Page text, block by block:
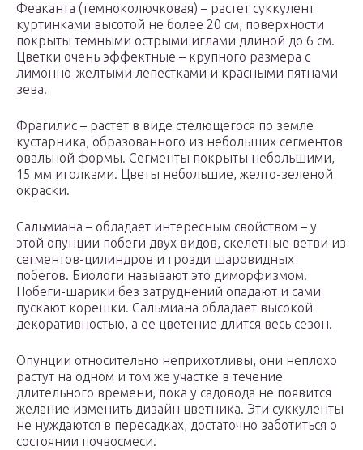
Феаканта (темноколючковая) – растет суккулент
куртинками высотой не более 20 см, поверхности
покрыты темными острыми иглами длиной до 6 см.
Цветки очень эффектные – крупного размера с
лимонно-желтыми лепестками и красными пятнами
зева.
Фрагилис – растет в виде стелющегося по земле
кустарника, образованного из небольших сегментов
овальной формы. Сегменты покрыты небольшими,
15 мм иголками. Цветы небольшие, желто-зеленой
окраски.
Сальмиана – обладает интересным свойством – у
этой опунции побеги двух видов, скелетные ветви из
сегментов-цилиндров и грозди шаровидных
побегов. Биологи называют это диморфизмом.
Побеги-шарики без затруднений опадают и сами
пускают корешки. Сальмиана обладает высокой
декоративностью, а ее цветение длится весь сезон.
Опунции относительно неприхотливы, они неплохо
растут на одном и том же участке в течение
длительного времени, пока у садовода не появится
желание изменить дизайн цветника. Эти суккуленты
не нуждаются в пересадках, достаточно заботиться о
состоянии почвосмеси.